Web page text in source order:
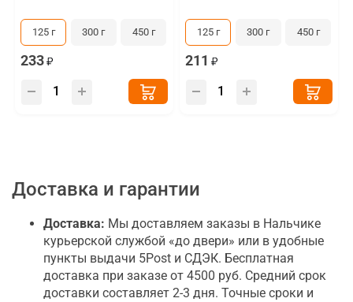
125 г 300 г 450 г
233
125 г 300 г 450 г
211
Доставка и гарантии
Доставка: Мы доставляем заказы в Нальчике
курьерской службой «до двери» или в удобные
пункты выдачи 5Post и СДЭК. Бесплатная
доставка при заказе от 4500 руб. Средний срок
доставки составляет 2-3 дня. Точные сроки и